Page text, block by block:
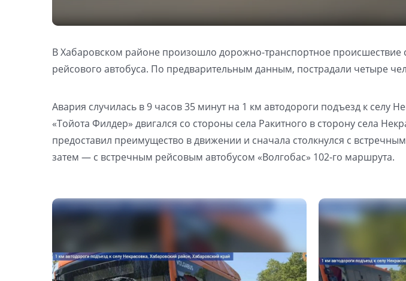
В Хабаровском районе произошло дорожно-транспортное происшествие
рейсового автобуса. По предварительным данным, пострадали четыре
Авария случилась в 9 часов 35 минут на 1 км автодороги подъезд к селу
«Тойота Филдер» двигался со стороны села Ракитного в сторону села
предоставил преимущество в движении и сначала столкнулся с
затем — с встречным рейсовым автобусом «Волгобас» 102-го маршрута.